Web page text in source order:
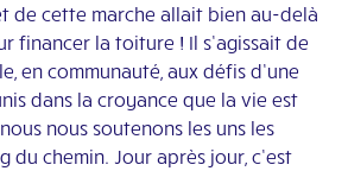
de cette marche allait bien au-delà
financer la toiture ! Il s’agissait de
en communauté, aux défis d’une
dans la croyance que la vie est
nous soutenons les uns les
du chemin. Jour après jour, c’est